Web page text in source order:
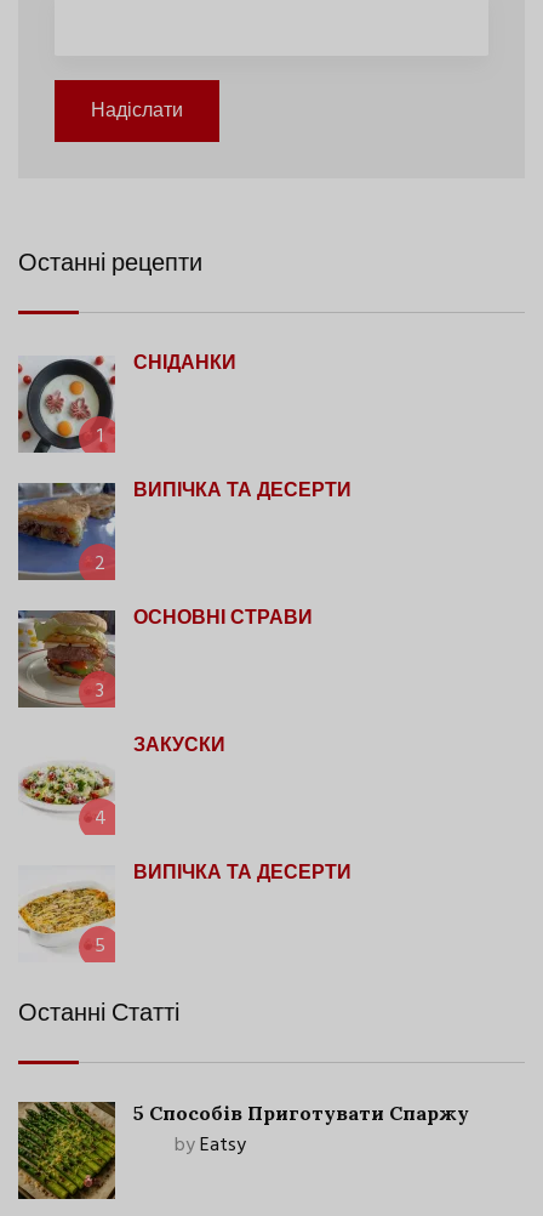
Надіслати
Останні рецепти
1
СНІДАНКИ
2
ВИПІЧКА ТА ДЕСЕРТИ
3
ОСНОВНІ СТРАВИ
4
ЗАКУСКИ
5
ВИПІЧКА ТА ДЕСЕРТИ
Останні Статті
5 Способів Приготувати Спаржу
byEatsy